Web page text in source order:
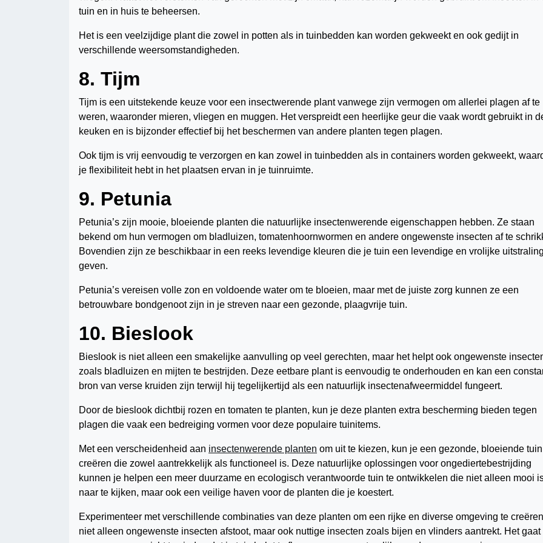
tuin en in huis te beheersen.
Het is een veelzijdige plant die zowel in potten als in tuinbedden kan worden gekweekt en ook gedijt in
verschillende weersomstandigheden.
8. Tijm
Tijm is een uitstekende keuze voor een insectwerende plant vanwege zijn vermogen om allerlei plagen af te
weren, waaronder mieren, vliegen en muggen. Het verspreidt een heerlijke geur die vaak wordt gebruikt in
keuken en is bijzonder effectief bij het beschermen van andere planten tegen plagen.
Ook tijm is vrij eenvoudig te verzorgen en kan zowel in tuinbedden als in containers worden gekweekt,
je flexibiliteit hebt in het plaatsen ervan in je tuinruimte.
9. Petunia
Petunia’s zijn mooie, bloeiende planten die natuurlijke insectenwerende eigenschappen hebben. Ze staan
bekend om hun vermogen om bladluizen, tomatenhoornwormen en andere ongewenste insecten af te
Bovendien zijn ze beschikbaar in een reeks levendige kleuren die je tuin een levendige en vrolijke uitstraling
geven.
Petunia’s vereisen volle zon en voldoende water om te bloeien, maar met de juiste zorg kunnen ze een
betrouwbare bondgenoot zijn in je streven naar een gezonde, plaagvrije tuin.
10. Bieslook
Bieslook is niet alleen een smakelijke aanvulling op veel gerechten, maar het helpt ook ongewenste
zoals bladluizen en mijten te bestrijden. Deze eetbare plant is eenvoudig te onderhouden en kan een
bron van verse kruiden zijn terwijl hij tegelijkertijd als een natuurlijk insectenafweermiddel fungeert.
Door de bieslook dichtbij rozen en tomaten te planten, kun je deze planten extra bescherming bieden tegen
plagen die vaak een bedreiging vormen voor deze populaire tuinitems.
Met een verscheidenheid aan insectenwerende planten om uit te kiezen, kun je een gezonde, bloeiende tuin
creëren die zowel aantrekkelijk als functioneel is. Deze natuurlijke oplossingen voor ongediertebestrijding
kunnen je helpen een meer duurzame en ecologisch verantwoorde tuin te ontwikkelen die niet alleen mooi
naar te kijken, maar ook een veilige haven voor de planten die je koestert.
Experimenteer met verschillende combinaties van deze planten om een rijke en diverse omgeving te
niet alleen ongewenste insecten afstoot, maar ook nuttige insecten zoals bijen en vlinders aantrekt. Het gaat